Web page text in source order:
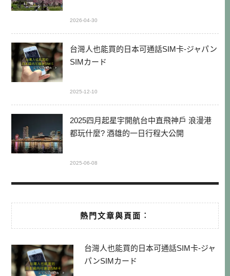
2026-04-30
台灣人也能買的日本可通話SIM卡-ジャパン
SIMカード
2025-12-10
2025四月起星宇開航台中直飛神戶 浪漫港
都玩什麼? 酒雄的一日行程大公開
2025-06-08
熱門文章與頁面︰
台灣人也能買的日本可通話SIM卡-ジャ
パンSIMカード